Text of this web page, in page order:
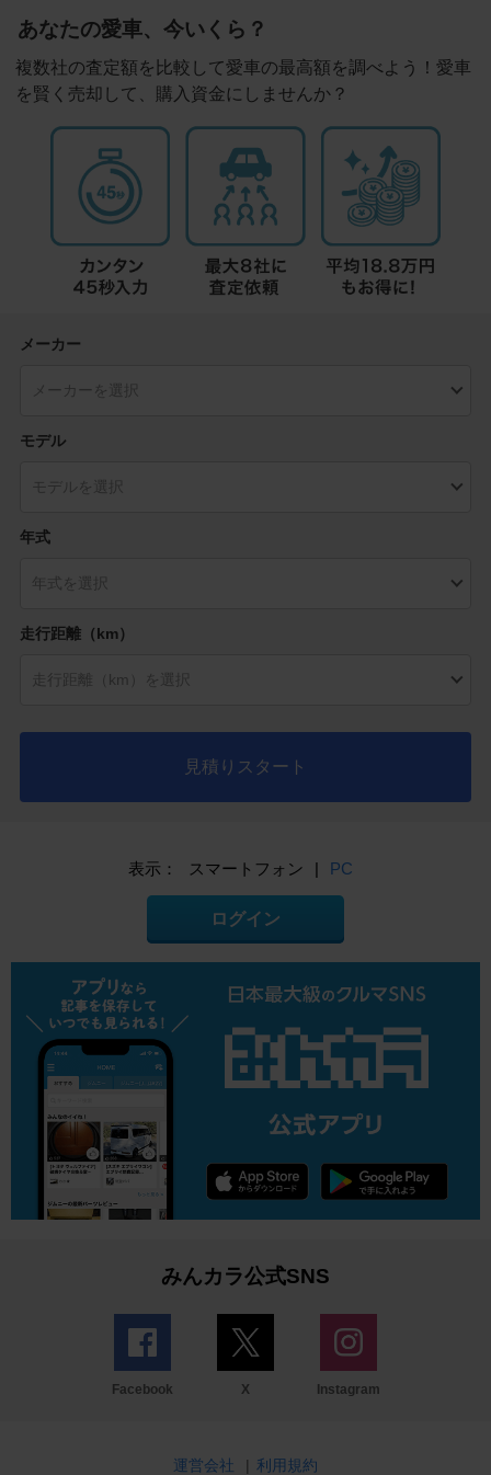
あなたの愛車、今いくら？
複数社の査定額を比較して愛車の最高額を調べよう！愛車
を賢く売却して、購入資金にしませんか？
メーカー
モデル
年式
走行距離（km）
見積りスタート
表示： スマートフォン | PC
ログイン
みんカラ公式SNS
Facebook X Instagram
運営会社 | 利用規約